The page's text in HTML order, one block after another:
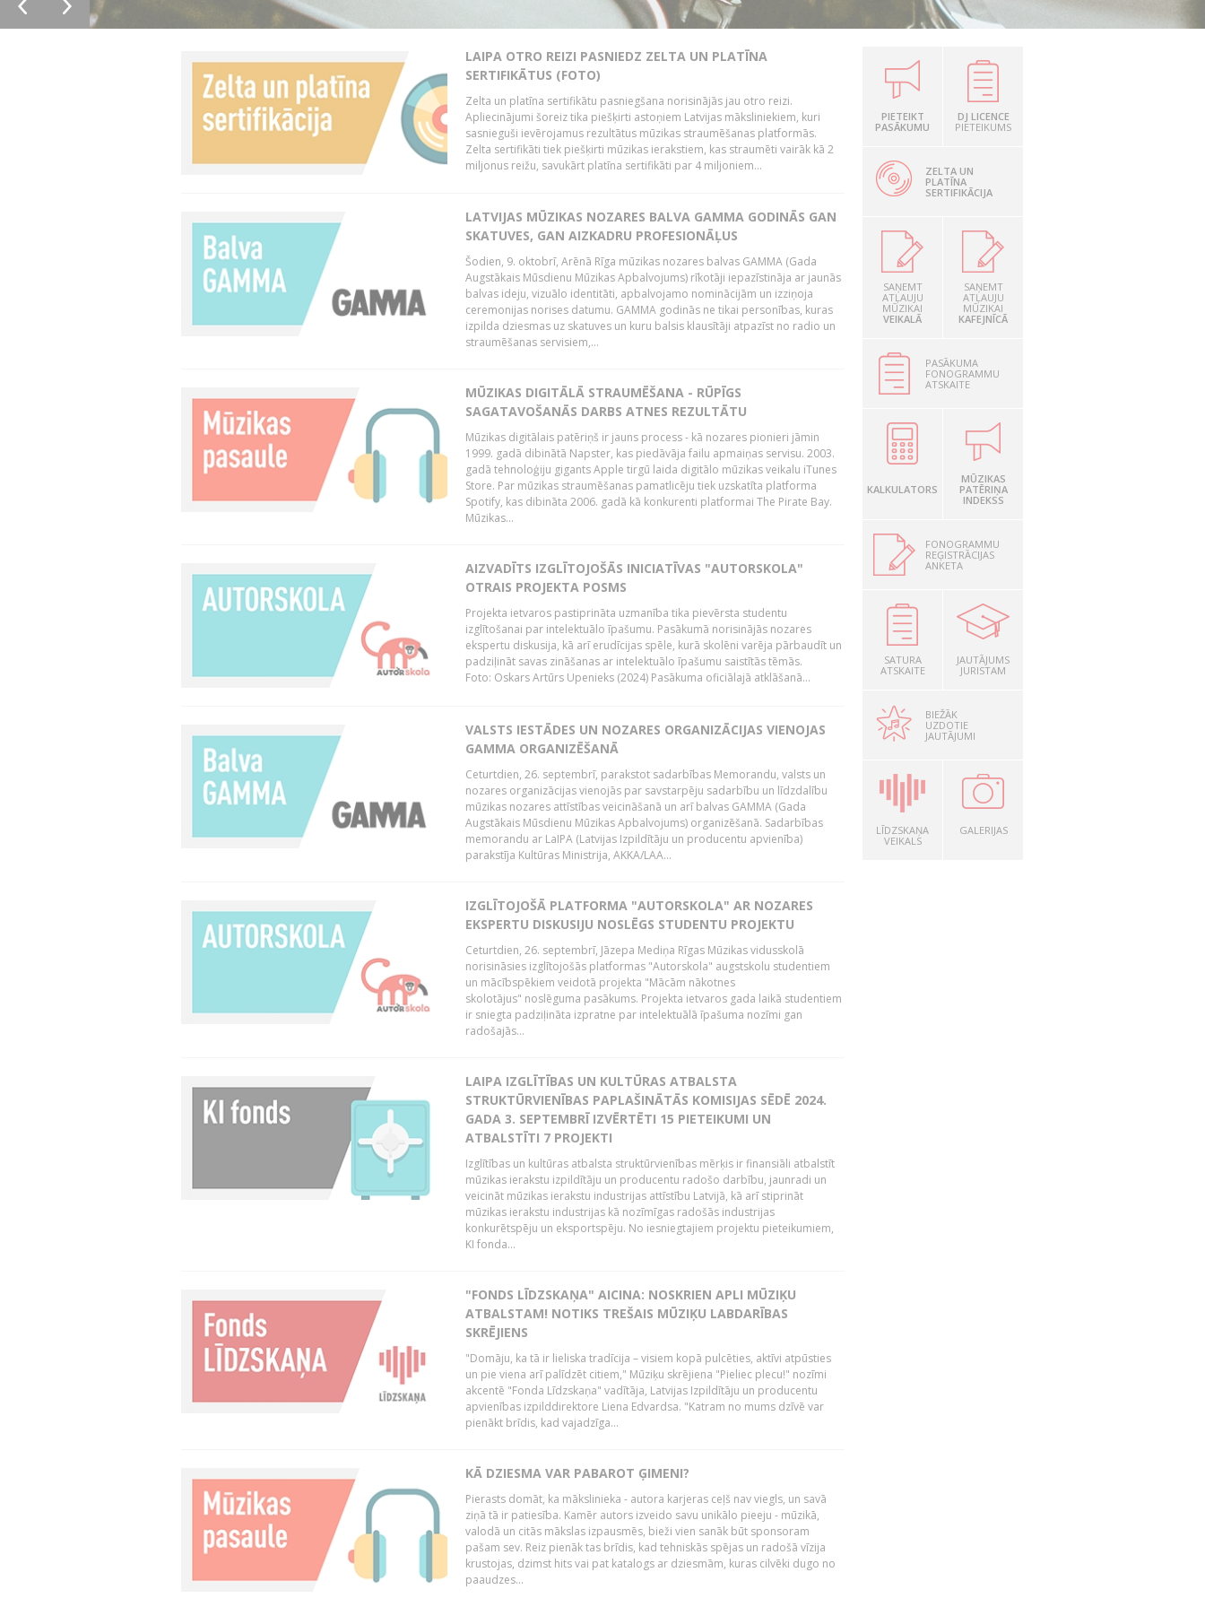
LAIPA OTRO REIZI PASNIEDZ ZELTA UN PLATĪNA
SERTIFIKĀTUS (FOTO)
Zelta un platīna sertifikātu pasniegšana norisinājās jau otro reizi.
Apliecinājumi šoreiz tika piešķirti astoņiem Latvijas māksliniekiem, kuri
sasnieguši ievērojamus rezultātus mūzikas straumēšanas platformās.
Zelta sertifikāti tiek piešķirti mūzikas ierakstiem, kas straumēti vairāk kā 2
miljonus reižu, savukārt platīna sertifikāti par 4 miljoniem...
LATVIJAS MŪZIKAS NOZARES BALVA GAMMA GODINĀS GAN
SKATUVES, GAN AIZKADRU PROFESIONĀĻUS
Šodien, 9. oktobrī, Arēnā Rīga mūzikas nozares balvas GAMMA (Gada
Augstākais Mūsdienu Mūzikas Apbalvojums) rīkotāji iepazīstināja ar jaunās
balvas ideju, vizuālo identitāti, apbalvojamo nominācijām un izziņoja
ceremonijas norises datumu. GAMMA godinās ne tikai personības, kuras
izpilda dziesmas uz skatuves un kuru balsis klausītāji atpazīst no radio un
straumēšanas servisiem,...
MŪZIKAS DIGITĀLĀ STRAUMĒŠANA - RŪPĪGS
SAGATAVOŠANĀS DARBS ATNES REZULTĀTU
Mūzikas digitālais patēriņš ir jauns process - kā nozares pionieri jāmin
1999. gadā dibinātā Napster, kas piedāvāja failu apmaiņas servisu. 2003.
gadā tehnoloģiju gigants Apple tirgū laida digitālo mūzikas veikalu iTunes
Store. Par mūzikas straumēšanas pamatlicēju tiek uzskatīta platforma
Spotify, kas dibināta 2006. gadā kā konkurenti platformai The Pirate Bay.
Mūzikas...
AIZVADĪTS IZGLĪTOJOŠĀS INICIATĪVAS "AUTORSKOLA"
OTRAIS PROJEKTA POSMS
Projekta ietvaros pastiprināta uzmanība tika pievērsta studentu
izglītošanai par intelektuālo īpašumu. Pasākumā norisinājās nozares
ekspertu diskusija, kā arī erudīcijas spēle, kurā skolēni varēja pārbaudīt un
padziļināt savas zināšanas ar intelektuālo īpašumu saistītās tēmās.
Foto: Oskars Artūrs Upenieks (2024) Pasākuma oficiālajā atklāšanā...
VALSTS IESTĀDES UN NOZARES ORGANIZĀCIJAS VIENOJAS
GAMMA ORGANIZĒŠANĀ
Ceturtdien, 26. septembrī, parakstot sadarbības Memorandu, valsts un
nozares organizācijas vienojās par savstarpēju sadarbību un līdzdalību
mūzikas nozares attīstības veicināšanā un arī balvas GAMMA (Gada
Augstākais Mūsdienu Mūzikas Apbalvojums) organizēšanā. Sadarbības
memorandu ar LaIPA (Latvijas Izpildītāju un producentu apvienība)
parakstīja Kultūras Ministrija, AKKA/LAA...
IZGLĪTOJOŠĀ PLATFORMA "AUTORSKOLA" AR NOZARES
EKSPERTU DISKUSIJU NOSLĒGS STUDENTU PROJEKTU
Ceturtdien, 26. septembrī, Jāzepa Mediņa Rīgas Mūzikas vidusskolā
norisināsies izglītojošās platformas "Autorskola" augstskolu studentiem
un mācībspēkiem veidotā projekta "Mācām nākotnes
skolotājus" noslēguma pasākums. Projekta ietvaros gada laikā studentiem
ir sniegta padziļināta izpratne par intelektuālā īpašuma nozīmi gan
radošajās...
LAIPA IZGLĪTĪBAS UN KULTŪRAS ATBALSTA
STRUKTŪRVIENĪBAS PAPLAŠINĀTĀS KOMISIJAS SĒDĒ 2024.
GADA 3. SEPTEMBRĪ IZVĒRTĒTI 15 PIETEIKUMI UN
ATBALSTĪTI 7 PROJEKTI
Izglītības un kultūras atbalsta struktūrvienības mērķis ir finansiāli atbalstīt
mūzikas ierakstu izpildītāju un producentu radošo darbību, jaunradi un
veicināt mūzikas ierakstu industrijas attīstību Latvijā, kā arī stiprināt
mūzikas ierakstu industrijas kā nozīmīgas radošās industrijas
konkurētspēju un eksportspēju. No iesniegtajiem projektu pieteikumiem,
KI fonda...
"FONDS LĪDZSKAŅA" AICINA: NOSKRIEN APLI MŪZIĶU
ATBALSTAM! NOTIKS TREŠAIS MŪZIĶU LABDARĪBAS
SKRĒJIENS
"Domāju, ka tā ir lieliska tradīcija – visiem kopā pulcēties, aktīvi atpūsties
un pie viena arī palīdzēt citiem," Mūziķu skrējiena "Pieliec plecu!" nozīmi
akcentē "Fonda Līdzskaņa" vadītāja, Latvijas Izpildītāju un producentu
apvienības izpilddirektore Liena Edvardsa. "Katram no mums dzīvē var
pienākt brīdis, kad vajadzīga...
KĀ DZIESMA VAR PABAROT ĢIMENI?
Pierasts domāt, ka mākslinieka - autora karjeras ceļš nav viegls, un savā
ziņā tā ir patiesība. Kamēr autors izveido savu unikālo pieeju - mūzikā,
valodā un citās mākslas izpausmēs, bieži vien sanāk būt sponsoram
pašam sev. Reiz pienāk tas brīdis, kad tehniskās spējas un radošā vīzija
krustojas, dzimst hits vai pat katalogs ar dziesmām, kuras cilvēki dugo no
paaudzes...
PIETEIKT
PASĀKUMU
DJ LICENCE
PIETEIKUMS
ZELTA UN
PLATĪNA
SERTIFIKĀCIJA
SAŅEMT
ATĻAUJU
MŪZIKAI
VEIKALĀ
SAŅEMT
ATĻAUJU
MŪZIKAI
KAFEJNĪCĀ
PASĀKUMA
FONOGRAMMU
ATSKAITE
KALKULATORS
MŪZIKAS
PATĒRIŅA
INDEKSS
FONOGRAMMU
REĢISTRĀCIJAS
ANKETA
SATURA
ATSKAITE
JAUTĀJUMS
JURISTAM
BIEŽĀK
UZDOTIE
JAUTĀJUMI
LĪDZSKAŅA
VEIKALS
GALERIJAS